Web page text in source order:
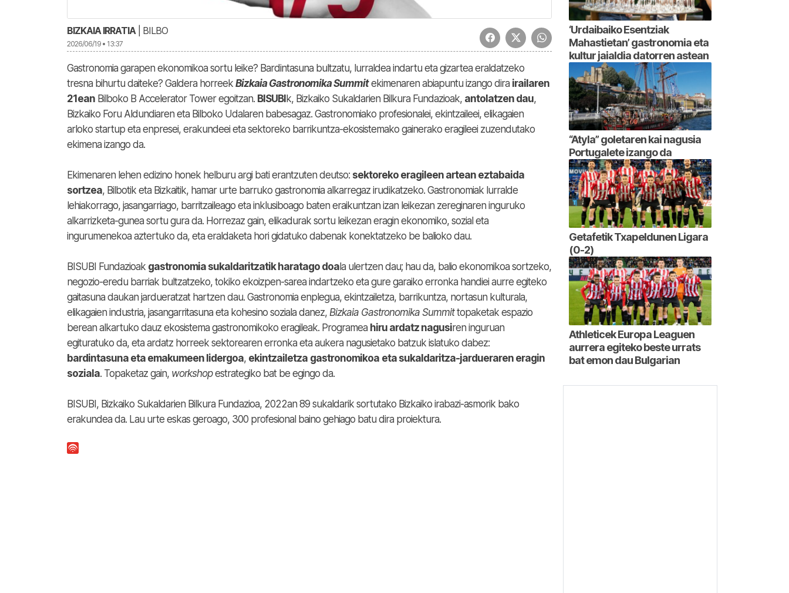
BIZKAIA IRRATIA| BILBO
2026/06/19 • 13:37
Gastronomia garapen ekonomikoa sortu leike? Bardintasuna bultzatu, lurraldea indartu eta gizartea eraldatzeko
tresna bihurtu daiteke? Galdera horreek Bizkaia Gastronomika Summitekimenaren abiapuntu izango dira irailaren
21ean Bilboko B Accelerator Tower egoitzan. BISUBI k, Bizkaiko Sukaldarien Bilkura Fundazioak, antolatzen dau,
Bizkaiko Foru Aldundiaren eta Bilboko Udalaren babesagaz. Gastronomiako profesionalei, ekintzaileei, elikagaien
arloko startup eta enpresei, erakundeei eta sektoreko barrikuntza-ekosistemako gainerako eragileei zuzendutako
ekimena izango da.
Ekimenaren lehen edizino honek helburu argi bati erantzuten deutso: sektoreko eragileen artean eztabaida
sortzea, Bilbotik eta Bizkaitik, hamar urte barruko gastronomia alkarregaz irudikatzeko. Gastronomiak lurralde
lehiakorrago, jasangarriago, barritzaileago eta inklusiboago baten eraikuntzan izan leikezan zereginaren inguruko
alkarrizketa-gunea sortu gura da. Horrezaz gain, elikadurak sortu leikezan eragin ekonomiko, sozial eta
ingurumenekoa aztertuko da, eta eraldaketa hori gidatuko dabenak konektatzeko be balioko dau.
BISUBI Fundazioak gastronomia sukaldaritzatik haratago doala ulertzen dau; hau da, balio ekonomikoa sortzeko,
negozio-eredu barriak bultzatzeko, tokiko ekoizpen-sarea indartzeko eta gure garaiko erronka handiei aurre egiteko
gaitasuna daukan jardueratzat hartzen dau. Gastronomia enplegua, ekintzailetza, barrikuntza, nortasun kulturala,
elikagaien industria, jasangarritasuna eta kohesino soziala danez, Bizkaia Gastronomika Summittopaketak espazio
berean alkartuko dauz ekosistema gastronomikoko eragileak. Programea hiru ardatz nagusiren inguruan
egituratuko da, eta ardatz horreek sektorearen erronka eta aukera nagusietako batzuk islatuko dabez:
bardintasuna eta emakumeen lidergoa, ekintzailetza gastronomikoa eta sukaldaritza-jardueraren eragin
soziala. Topaketaz gain, workshopestrategiko bat be egingo da.
BISUBI, Bizkaiko Sukaldarien Bilkura Fundazioa, 2022an 89 sukaldarik sortutako Bizkaiko irabazi-asmorik bako
erakundea da. Lau urte eskas geroago, 300 profesional baino gehiago batu dira proiektura.
‘Urdaibaiko Esentziak
Mahastietan’ gastronomia eta
kultur jaialdia datorren astean
“Atyla” goletaren kai nagusia
Portugalete izango da
Getafetik Txapeldunen Ligara
(0-2)
Athleticek Europa Leaguen
aurrera egiteko beste urrats
bat emon dau Bulgarian